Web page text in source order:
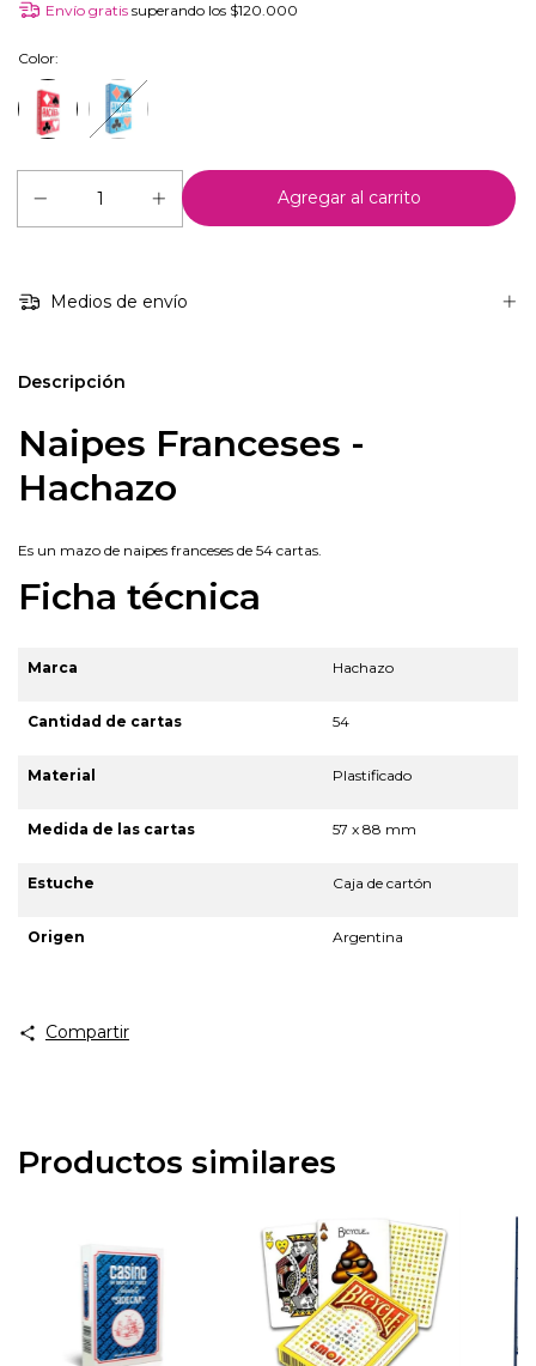
Envío gratis superando los $120.000
Color:
Medios de envío
Descripción
Naipes Franceses -
Hachazo
Es un mazo de naipes franceses de 54 cartas.
Ficha técnica
Marca Hachazo
Cantidad de cartas 54
Material Plastificado
Medida de las cartas 57 x 88 mm
Estuche Caja de cartón
Origen Argentina
Compartir
Productos similares